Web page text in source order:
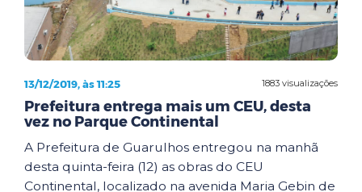
1883 visualizações
13/12/2019, às 11:25
Prefeitura entrega mais um CEU, desta
vez no Parque Continental
A Prefeitura de Guarulhos entregou na manhã
desta quinta-feira (12) as obras do CEU
Continental, localizado na avenida Maria Gebin de